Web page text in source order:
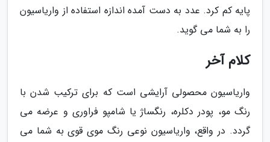
پایه کم کرد. عدد به دست آمده اندازه استفاده از واریاسیون
را به شما می گوید.
کلام آخر
واریاسیون محصولی آرایشی است که برای ترکیب شدن با
رنگ مو، پودر دکلره، رنگساژ یا شامپو فراوری و عرضه می
گردد. در واقع، واریاسیون نوعی رنگ موی قوی به شما می